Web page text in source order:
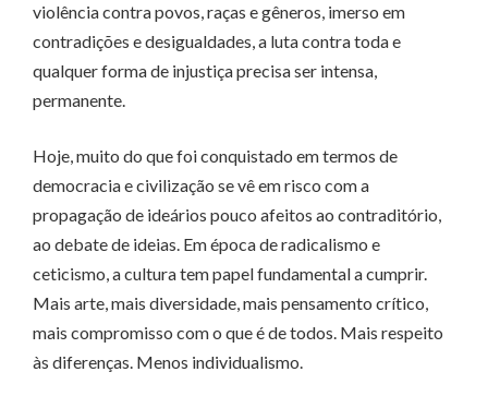
violência contra povos, raças e gêneros, imerso em
contradições e desigualdades, a luta contra toda e
qualquer forma de injustiça precisa ser intensa,
permanente.
Hoje, muito do que foi conquistado em termos de
democracia e civilização se vê em risco com a
propagação de ideários pouco afeitos ao contraditório,
ao debate de ideias. Em época de radicalismo e
ceticismo, a cultura tem papel fundamental a cumprir.
Mais arte, mais diversidade, mais pensamento crítico,
mais compromisso com o que é de todos. Mais respeito
às diferenças. Menos individualismo.